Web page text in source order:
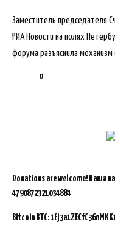
Заместитель председателя
РИА Новости на полях
форума разъяснила
0
Donations are welcome! Наша
4790872321034884
Bitcoin BTC: